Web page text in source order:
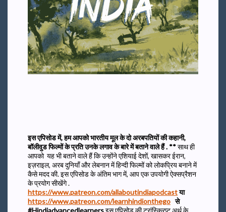
इस एपिसोड में, हम आपको भारतीय मूल के दो अरबपतियों की कहानी,
बॉलीवुड फिल्मों के प्रति उनके लगाव के बारे में बताने वाले हैं . **साथ ही
आपको यह भी बताने वाले हैं कि उन्होंने एशियाई देशों, खासकर ईरान,
इज़राइल, अरब दुनियाँ और लेबनान में हिन्दी फिल्मों को लोकप्रिय बनाने में
कैसे मदद की.इस एपिसोड के अंतिम भाग में, आप एक उपयोगी ऐक्सप्रैशन
के प्रयोग सीखेंगे .
https://www.patreon.com/allaboutindiapodcastया
https://www.patreon.com/learnhindionthego से
#Hindiadvancedlearnersइस एपिसोड की ट्रांस्क्रिप्ट अर्थ के